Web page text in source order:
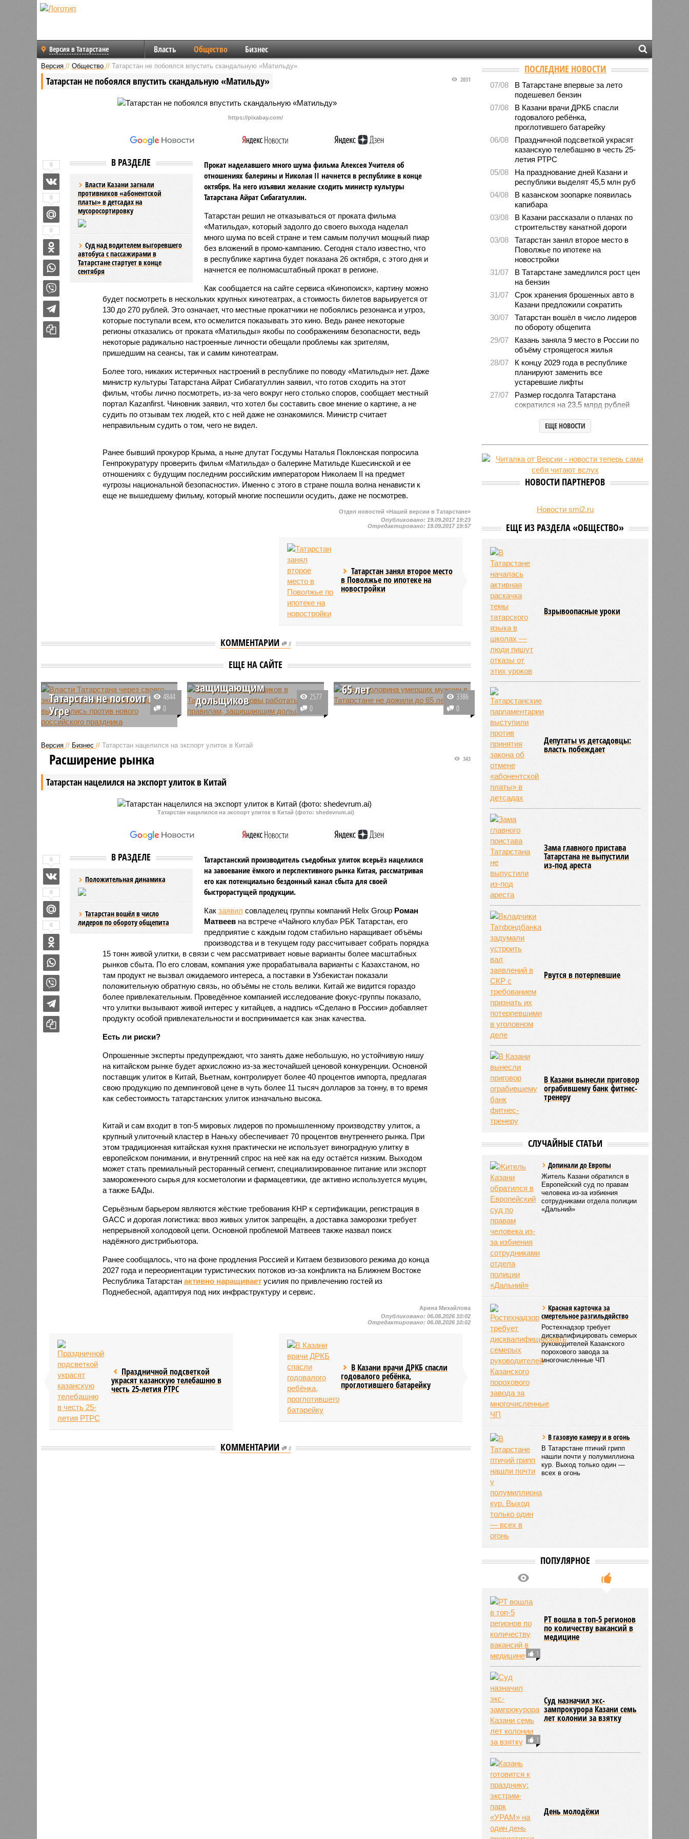
Версия в Татарстане Власть Общество Бизнес
Версия // Общество // Татарстан не побоялся впустить скандальную «Матильду»
Татарстан не побоялся впустить скандальную «Матильду» 2031
https://pixabay.com/
В РАЗДЕЛЕ
Власти Казани загнали
противников «абонентской
платы» в детсадах на
мусоросортировку
Суд над водителем выгоревшего
автобуса с пассажирами в
Татарстане стартует в конце
сентября
Прокат наделавшего много шума фильма Алексея Учителя об
отношениях балерины и Николая II начнется в республике в конце
октября. На него изъявил желание сходить министр культуры
Татарстана Айрат Сибагатуллин.
Татарстан решил не отказываться от проката фильма
«Матильда», который задолго до своего выхода наделал
много шума по всей стране и тем самым получил мощный пиар
без вложений в промо-кампанию. Сегодня стало известно, что
в республике картина будет показана 26 октября, с этого дня и
начнется ее полномасштабный прокат в регионе.
Как сообщается на сайте сервиса «Кинопоиск», картину можно
будет посмотреть в нескольких крупных кинотеатрах, а стоимость билетов варьируется от
130 до 270 рублей. Это означает, что местные прокатчики не побоялись резонанса и угроз,
которые поступали всем, кто осмелится показывать это кино. Ведь ранее некоторые
регионы отказались от проката «Матильды» якобы по соображениям безопасности, ведь
некоторые радикально настроенные личности обещали проблемы как зрителям,
пришедшим на сеансы, так и самим кинотеатрам.
Более того, никаких истеричных настроений в республике по поводу «Матильды» нет. Даже
министр культуры Татарстана Айрат Сибагатуллин заявил, что готов сходить на этот
фильм, чтобы лично посмотреть, из-за чего вокруг него столько споров, сообщает местный
портал Kazanfirst. Чиновник заявил, что хотел бы составить свое мнение о картине, а не
судить по отзывам тех людей, кто с ней даже не ознакомился. Министр считает
неправильным судить о том, чего не видел.
Ранее бывший прокурор Крыма, а ныне дпутат Госдумы Наталья Поклонская попросила
Генпрокуратуру проверить фильм «Матильда» о балерине Матильде Кшесинской и ее
отношениях с будущим последним российским императором Николаем II на предмет
«угрозы национальной безопасности». Именно с этого в стране пошла волна ненависти к
еще не вышедшему фильму, который многие поспешили осудить, даже не посмотрев.
0
0
0
Отдел новостей «Нашей версии в Татарстане»
Опубликовано: 19.09.2017 19:23
Отредактировано: 19.09.2017 19:57
Татарстан занял второе место
в Поволжье по ипотеке на
новостройки
КОММЕНТАРИИ 0
ЕЩЕ НА САЙТЕ
Татарстан не постоит на
Угре
Власти Татарстана через своего
Шаймиева высказались против
нового российского праздника
4844
0
Половина застройщиков
в Татарстане не готовы
работать по правилам,
защищающим
дольщиков
По всей России застройщики
финансирование, которое
сопротивляется: компании не
правилам.
2577
0
Почти половина
умерших мужчин в
65 лет
Если в Татарстане сохранится
3386
0
Версия // Бизнес // Татарстан нацелился на экспорт улиток в Китай
Татарстан нацелился на экспорт улиток в Китай
343
Расширение рынка
Татарстан нацелился на экспорт улиток в Китай (фото: shedevrum.ai)
В РАЗДЕЛЕ
Положительная динамика
Татарстан вошёл в число
лидеров по обороту общепита
Татарстанский производитель съедобных улиток всерьёз нацелился
на завоевание ёмкого и перспективного рынка Китая, рассматривая
его как потенциально бездонный канал сбыта для своей
быстрорастущей продукции.
Как заявил совладелец группы компаний Helix Group Роман
Матвеевна встрече «Чайного клуба» РБК Татарстан, его
предприятие с каждым годом стабильно наращивает объёмы
производства и в текущем году рассчитывает собрать порядка
15 тонн живой улитки, в связи с чем рассматривает новые варианты более масштабных
рынков сбыта. По его словам, компания уже прорабатывала варианты с Казахстаном, но
там продукт не вызвал ожидаемого интереса, а поставки в Узбекистан показали
положительную обратную связь, но объёмы не столь велики. Китай же видится гораздо
более привлекательным. Проведённое компанией исследование фокус-группы показало,
что улитки вызывают живой интерес у китайцев, а надпись «Сделано в России» добавляет
продукту особой привлекательности и воспринимается как знак качества.
Есть ли риски?
Опрошенные эксперты предупреждают, что занять даже небольшую, но устойчивую нишу
на китайском рынке будет архисложно из-за жесточайшей ценовой конкуренции. Основной
поставщик улиток в Китай, Вьетнам, контролирует более 40 процентов импорта, предлагая
свою продукцию по демпинговой цене в чуть более 11 тысяч долларов за тонну, в то время
как себестоимость татарстанских улиток изначально высока.
Китай и сам входит в топ-5 мировых лидеров по промышленному производству улиток, а
крупный улиточный кластер в Наньху обеспечивает 70 процентов внутреннего рынка. При
этом традиционная китайская кухня практически не использует виноградную улитку в
европейском понимании, и внутренний спрос на неё как на еду остаётся низким. Выходом
может стать премиальный ресторанный сегмент, специализированное питание или экспорт
замороженного сырья для косметологии и фармацевтики, где активно используется муцин,
а также БАДы.
Серьёзным барьером являются жёсткие требования КНР к сертификации, регистрация в
GACC и дорогая логистика: ввоз живых улиток запрещён, а доставка заморозки требует
непрерывной холодовой цепи. Основной проблемой Матвеев также назвал поиск
надёжного дистрибьютора.
Ранее сообщалось, что на фоне продления Россией и Китаем безвизового режима до конца
2027 года и переориентации туристических потоков из-за конфликта на Ближнем Востоке
Республика Татарстан активно наращиваетусилия по привлечению гостей из
Поднебесной, адаптируя под них инфраструктуру и сервис.
0
0
0
Арина Михайлова
Опубликовано:06.08.2026 10:02
Отредактировано:06.08.2026 10:02
Праздничной подсветкой
украсят казанскую телебашню в
честь 25-летия РТРС
В Казани врачи ДРКБ спасли
годовалого ребёнка,
проглотившего батарейку
КОММЕНТАРИИ 0
ПОСЛЕДНИЕ НОВОСТИ
07/08
В Татарстане впервые за лето
подешевел бензин
07/08
В Казани врачи ДРКБ спасли
годовалого ребёнка,
проглотившего батарейку
06/08
Праздничной подсветкой украсят
казанскую телебашню в честь 25-
летия РТРС
05/08
На празднование дней Казани и
республики выделят 45,5 млн руб
04/08
В казанском зоопарке появилась
капибара
03/08
В Казани рассказали о планах по
строительству канатной дороги
03/08
Татарстан занял второе место в
Поволжье по ипотеке на
новостройки
31/07
В Татарстане замедлился рост цен
на бензин
31/07
Срок хранения брошенных авто в
Казани предложили сократить
30/07
Татарстан вошёл в число лидеров
по обороту общепита
29/07
Казань заняла 9 место в России по
объёму строящегося жилья
28/07
К концу 2029 года в республике
планируют заменить все
устаревшие лифты
27/07
Размер госдолга Татарстана
сократился на 23,5 млрд рублей
Свыше 2,3 млн «квадратов»
нового жилья построили с начала
врезался в дерево и загорелся,
есть погибшие
ЕЩЕ НОВОСТИ
НОВОСТИ ПАРТНЕРОВ
Новости smi2.ru
ЕЩЕ ИЗ РАЗДЕЛА «ОБЩЕСТВО»
Взрывоопасные уроки
Депутаты vs детсадовцы:
власть побеждает
Зама главного пристава
Татарстана не выпустили
из-под ареста
Рвутся в потерпевшие
В Казани вынесли приговор
ограбившему банк фитнес-
тренеру
СЛУЧАЙНЫЕ СТАТЬИ
Допинали до Европы
Житель Казани обратился в
Европейский суд по правам
человека из-за избиения
сотрудниками отдела полиции
«Дальний»
Красная карточка за
смертельное разгильдяйство
Ростехнадзор требует
дисквалифицировать семерых
руководителей Казанского
порохового завода за
многочисленные ЧП
В газовую камеру и в огонь
В Татарстане птичий грипп
нашли почти у полумиллиона
кур. Выход только один —
всех в огонь
ПОПУЛЯРНОЕ
1
РТ вошла в топ-5 регионов
по количеству вакансий в
медицине
1
Суд назначил экс-
зампрокурора Казани семь
лет колонии за взятку
День молодёжи